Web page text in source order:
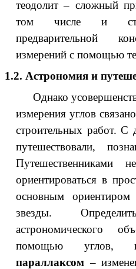
теодолит – сложный
том числе и
предварительной
измерений с помощью
1.2. Астрономия и
измерения углов
строительных работ.
путешествовали,
Путешественниками
ориентироваться в
основным ориентиром
звезды.
астрономического
помощью углов,
параллаксом–